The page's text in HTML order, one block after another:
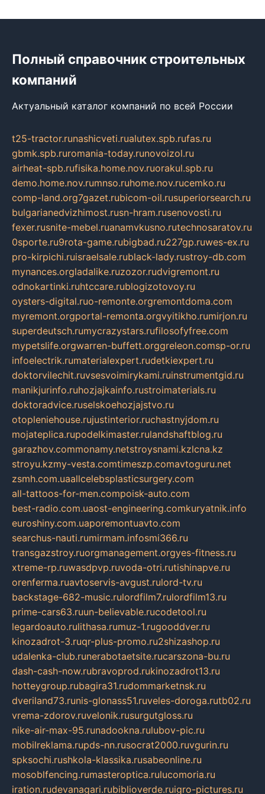
Полный справочник строительных
компаний
Актуальный каталог компаний по всей России
t25-tractor.runashicveti.rualutex.spb.rufas.ru
gbmk.spb.ruromania-today.runovoizol.ru
airheat-spb.rufisika.home.nov.ruorakul.spb.ru
demo.home.nov.rumnso.ruhome.nov.rucemko.ru
comp-land.org7gazet.rubicom-oil.rusuperiorsearch.ru
bulgarianedvizhimost.rusn-hram.rusenovosti.ru
fexer.rusnite-mebel.ruanamvkusno.rutechnosaratov.ru
0sporte.ru9rota-game.rubigbad.ru227gp.ruwes-ex.ru
pro-kirpichi.ruisraelsale.rublack-lady.rustroy-db.com
mynances.orgladalike.ruzozor.rudvigremont.ru
odnokartinki.ruhtccare.rublogizotovoy.ru
oysters-digital.ruo-remonte.orgremontdoma.com
myremont.orgportal-remonta.orgvyitikho.rumirjon.ru
superdeutsch.rumycrazystars.rufilosofyfree.com
mypetslife.orgwarren-buffett.orggreleon.comsp-or.ru
infoelectrik.rumaterialexpert.rudetkiexpert.ru
doktorvilechit.ruvsesvoimirykami.ruinstrumentgid.ru
manikjurinfo.ruhozjajkainfo.rustroimaterials.ru
doktoradvice.ruselskoehozjajstvo.ru
otopleniehouse.rujustinterior.ruchastnyjdom.ru
mojateplica.rupodelkimaster.rulandshaftblog.ru
garazhov.commonamy.netstroysnami.kzlcna.kz
stroyu.kzmy-vesta.comtimeszp.comavtoguru.net
zsmh.com.uaallcelebsplasticsurgery.com
all-tattoos-for-men.compoisk-auto.com
best-radio.com.uaost-engineering.comkuryatnik.info
euroshiny.com.uaporemontuavto.com
searchus-nauti.rumirmam.infosmi366.ru
transgazstroy.ruorgmanagement.orgyes-fitness.ru
xtreme-rp.ruwasdpvp.ruvoda-otri.rutishinapve.ru
orenferma.ruavtoservis-avgust.rulord-tv.ru
backstage-682-music.rulordfilm7.rulordfilm13.ru
prime-cars63.ruun-believable.rucodetool.ru
legardoauto.rulithasa.rumuz-1.rugooddver.ru
kinozadrot-3.ruqr-plus-promo.ru2shizashop.ru
udalenka-club.runerabotaetsite.rucarszona-bu.ru
dash-cash-now.rubravoprod.rukinozadrot13.ru
hotteygroup.rubagira31.rudommarketnsk.ru
dveriland73.runis-glonass51.ruveles-doroga.rutb02.ru
vrema-zdorov.ruvelonik.rusurgutgloss.ru
nike-air-max-95.runadookna.rulubov-pic.ru
mobilreklama.rupds-nn.rusocrat2000.ruvgurin.ru
spksochi.rushkola-klassika.rusabeonline.ru
mosoblfencing.rumasteroptica.rulucomoria.ru
iration.rudevanagari.rubiblioverde.ruigro-pictures.ru